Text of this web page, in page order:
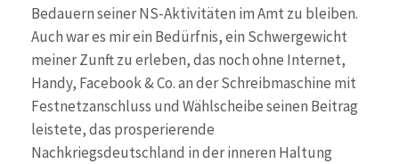
Bedauern seiner NS-Aktivitäten im Amt zu bleiben.
Auch war es mir ein Bedürfnis, ein Schwergewicht
meiner Zunft zu erleben, das noch ohne Internet,
Handy, Facebook & Co. an der Schreibmaschine mit
Festnetzanschluss und Wählscheibe seinen Beitrag
leistete, das prosperierende
Nachkriegsdeutschland in der inneren Haltung